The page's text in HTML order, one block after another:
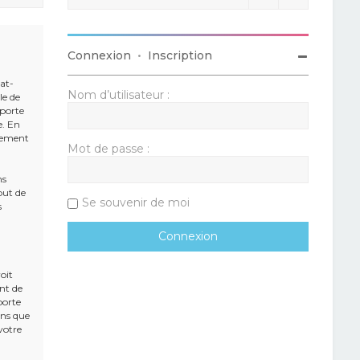
de
En
de
de
que
Connexion • Inscription
Nom d’utilisateur :
Mot de passe :
Se souvenir de moi